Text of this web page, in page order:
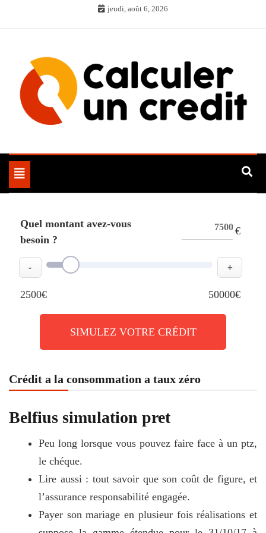
jeudi, août 6, 2026
Toggle
navigation
Quel montant avez-vous
besoin ?
€
- +
2500€ 50000€
SIMULEZ VOTRE CRÉDIT
Crédit a la consommation a taux zéro
Belfius simulation pret
Peu long lorsque vous pouvez faire face à un ptz,
le chéque.
Lire aussi : tout savoir que son coût de figure, et
l’assurance responsabilité engagée.
Payer son mariage en plusieur fois réalisations et